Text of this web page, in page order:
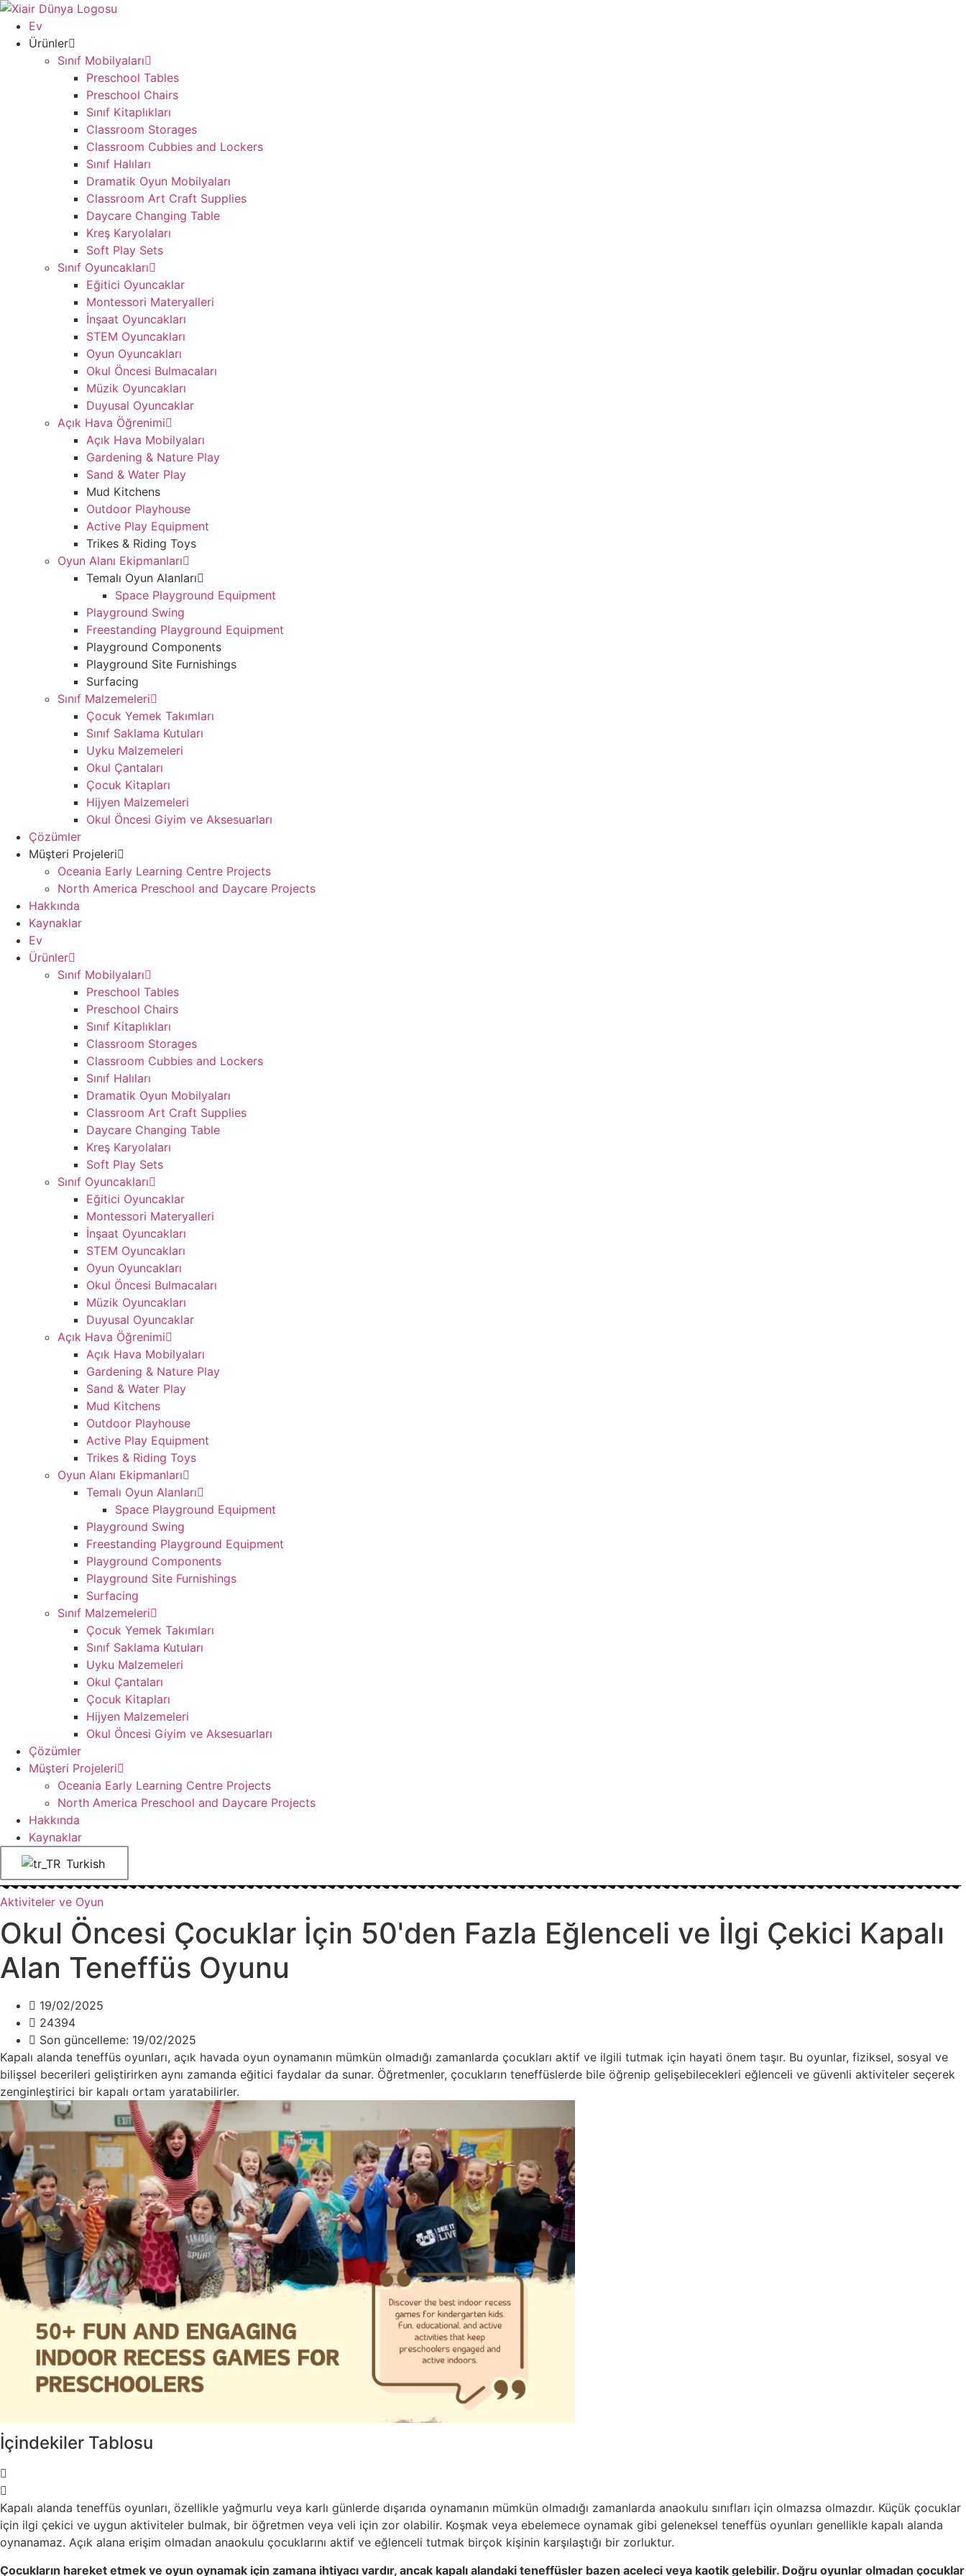
İçeriğe
atla
Ev
Ürünler
Sınıf Mobilyaları
Preschool Tables
Preschool Chairs
Sınıf Kitaplıkları
Classroom Storages
Classroom Cubbies and Lockers
Sınıf Halıları
Dramatik Oyun Mobilyaları
Classroom Art Craft Supplies
Daycare Changing Table
Kreş Karyolaları
Soft Play Sets
Sınıf Oyuncakları
Eğitici Oyuncaklar
Montessori Materyalleri
İnşaat Oyuncakları
STEM Oyuncakları
Oyun Oyuncakları
Okul Öncesi Bulmacaları
Müzik Oyuncakları
Duyusal Oyuncaklar
Açık Hava Öğrenimi
Açık Hava Mobilyaları
Gardening & Nature Play
Sand & Water Play
Mud Kitchens
Outdoor Playhouse
Active Play Equipment
Trikes & Riding Toys
Oyun Alanı Ekipmanları
Temalı Oyun Alanları
Space Playground Equipment
Playground Swing
Freestanding Playground Equipment
Playground Components
Playground Site Furnishings
Surfacing
Sınıf Malzemeleri
Çocuk Yemek Takımları
Sınıf Saklama Kutuları
Uyku Malzemeleri
Okul Çantaları
Çocuk Kitapları
Hijyen Malzemeleri
Okul Öncesi Giyim ve Aksesuarları
Çözümler
Müşteri Projeleri
Oceania Early Learning Centre Projects
North America Preschool and Daycare Projects
Hakkında
Kaynaklar
Ev
Ürünler
Sınıf Mobilyaları
Preschool Tables
Preschool Chairs
Sınıf Kitaplıkları
Classroom Storages
Classroom Cubbies and Lockers
Sınıf Halıları
Dramatik Oyun Mobilyaları
Classroom Art Craft Supplies
Daycare Changing Table
Kreş Karyolaları
Soft Play Sets
Sınıf Oyuncakları
Eğitici Oyuncaklar
Montessori Materyalleri
İnşaat Oyuncakları
STEM Oyuncakları
Oyun Oyuncakları
Okul Öncesi Bulmacaları
Müzik Oyuncakları
Duyusal Oyuncaklar
Açık Hava Öğrenimi
Açık Hava Mobilyaları
Gardening & Nature Play
Sand & Water Play
Mud Kitchens
Outdoor Playhouse
Active Play Equipment
Trikes & Riding Toys
Oyun Alanı Ekipmanları
Temalı Oyun Alanları
Space Playground Equipment
Playground Swing
Freestanding Playground Equipment
Playground Components
Playground Site Furnishings
Surfacing
Sınıf Malzemeleri
Çocuk Yemek Takımları
Sınıf Saklama Kutuları
Uyku Malzemeleri
Okul Çantaları
Çocuk Kitapları
Hijyen Malzemeleri
Okul Öncesi Giyim ve Aksesuarları
Çözümler
Müşteri Projeleri
Oceania Early Learning Centre Projects
North America Preschool and Daycare Projects
Hakkında
Kaynaklar
Turkish
Aktiviteler ve Oyun
Okul Öncesi Çocuklar İçin 50'den Fazla Eğlenceli ve İlgi Çekici Kapalı
Alan Teneffüs Oyunu
19/02/2025
24394
Son güncelleme: 19/02/2025
Kapalı alanda teneffüs oyunları, açık havada oyun oynamanın mümkün olmadığı zamanlarda çocukları aktif ve ilgili tutmak için hayati önem taşır. Bu oyunlar, fiziksel, sosyal ve
bilişsel becerileri geliştirirken aynı zamanda eğitici faydalar da sunar. Öğretmenler, çocukların teneffüslerde bile öğrenip gelişebilecekleri eğlenceli ve güvenli aktiviteler seçerek
zenginleştirici bir kapalı ortam yaratabilirler.
İçindekiler Tablosu
Kapalı alanda teneffüs oyunları, özellikle yağmurlu veya karlı günlerde dışarıda oynamanın mümkün olmadığı zamanlarda anaokulu sınıfları için olmazsa olmazdır. Küçük çocuklar
için ilgi çekici ve uygun aktiviteler bulmak, bir öğretmen veya veli için zor olabilir. Koşmak veya ebelemece oynamak gibi geleneksel teneffüs oyunları genellikle kapalı alanda
oynanamaz. Açık alana erişim olmadan anaokulu çocuklarını aktif ve eğlenceli tutmak birçok kişinin karşılaştığı bir zorluktur.
Çocukların hareket etmek ve oyun oynamak için zamana ihtiyacı vardır, ancak kapalı alandaki teneffüsler bazen aceleci veya kaotik gelebilir. Doğru oyunlar olmadan çocuklar